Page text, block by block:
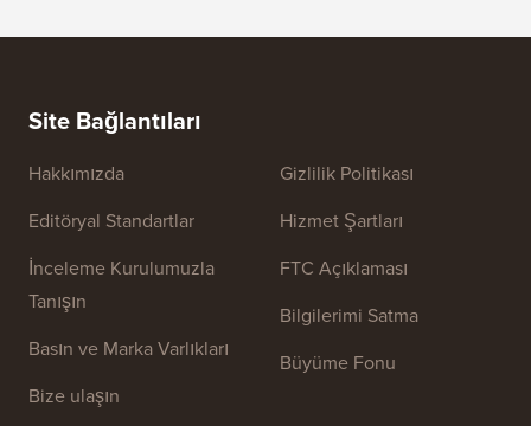
Site Bağlantıları
Hakkımızda
Editöryal Standartlar
İnceleme Kurulumuzla
Tanışın
Basın ve Marka Varlıkları
Bize ulaşın
Gizlilik Politikası
Hizmet Şartları
FTC Açıklaması
Bilgilerimi Satma
Büyüme Fonu